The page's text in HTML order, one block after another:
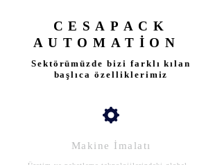
CESAPACK
AUTOMATİON
Sektörümüzde bizi farklı kılan
başlıca özelliklerimiz
Makine İmalatı